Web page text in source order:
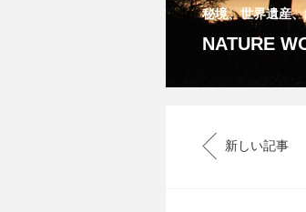
秘境、世界遺産
NATURE
新しい記事